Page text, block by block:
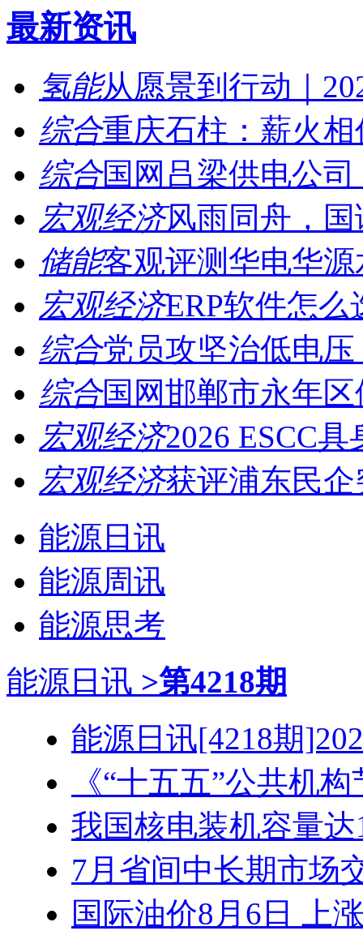
最新资讯
氢能从愿景到行动｜
综合重庆石柱：薪火
综合国网吕梁供电公
宏观经济风雨同舟，
储能客观评测华电华
宏观经济ERP软件怎
综合党员攻坚治低电
综合国网邯郸市永年
宏观经济2026 ESCC
宏观经济获评浦东民
能源日讯
能源周讯
能源思考
能源日讯 >第4218期
能源日讯[4218期
《“十五五”公共机
我国核电装机容量达
7月省间中长期市场
国际油价8月6日 上